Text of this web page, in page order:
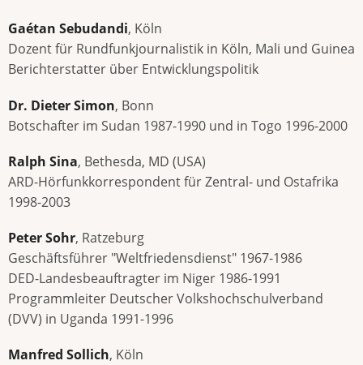
Gaétan Sebudandi, Köln
Dozent für Rundfunkjournalistik in Köln, Mali und Guinea
Berichterstatter über Entwicklungspolitik
Dr. Dieter Simon, Bonn
Botschafter im Sudan 1987-1990 und in Togo 1996-2000
Ralph Sina, Bethesda, MD (USA)
ARD-Hörfunkkorrespondent für Zentral- und Ostafrika
1998-2003
Peter Sohr, Ratzeburg
Geschäftsführer "Weltfriedensdienst" 1967-1986
DED-Landesbeauftragter im Niger 1986-1991
Programmleiter Deutscher Volkshochschulverband
(DVV) in Uganda 1991-1996
Manfred Sollich, Köln